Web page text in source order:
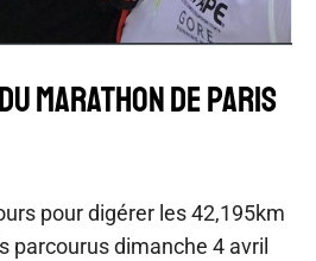
MARATHON DE PARIS
pour digérer les 42,195km
parcourus dimanche 4 avril